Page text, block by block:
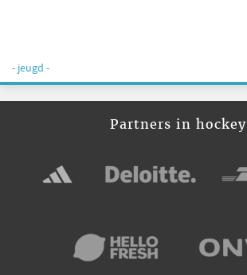
- jeugd -
Partners in hockey